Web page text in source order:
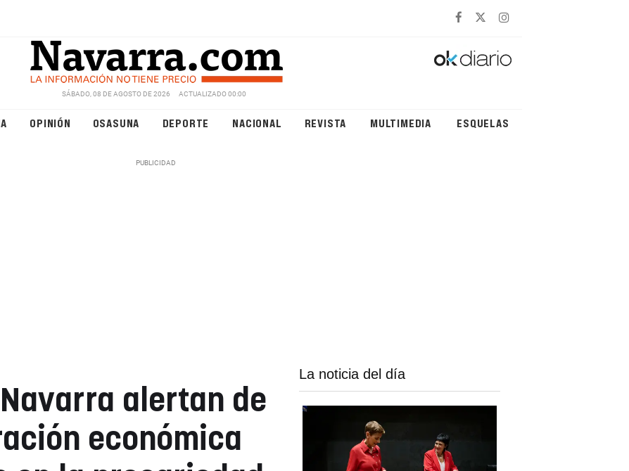
SÁBADO, 08 DE AGOSTO DE 2026 ACTUALIZADO 00:00
OPINIÓN OSASUNA DEPORTE NACIONAL REVISTA MULTIMEDIA ESQUELAS
alertan de
económica
La noticia del día